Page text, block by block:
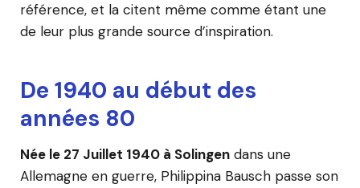
référence, et la citent même comme étant une
de leur plus grande source d’inspiration.
De 1940 au début des
années 80
Née le 27 Juillet 1940 à Solingen dans une
Allemagne en guerre, Philippina Bausch passe son